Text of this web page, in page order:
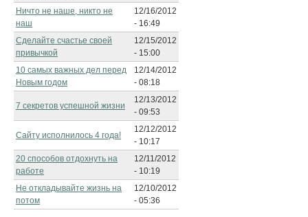
Ничто не наше, никто не
наш
12/16/2012
- 16:49
Сделайте счастье своей
привычкой
12/15/2012
- 15:00
10 самых важных дел перед
Новым годом
12/14/2012
- 08:18
7 секретов успешной жизни
12/13/2012
- 09:53
Сайту исполнилось 4 года!
12/12/2012
- 10:17
20 способов отдохнуть на
работе
12/11/2012
- 10:19
Не откладывайте жизнь на
потом
12/10/2012
- 05:36